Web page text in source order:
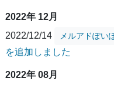
2022年 12月
2022/12/14
メルアドぽい
を追加しました
2022年 08月